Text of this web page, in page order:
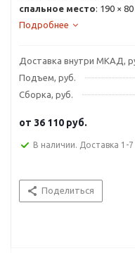
спальное место: 190 × 80
Подробнее
Доставка внутри МКАД,
Подъем, руб.
Сборка, руб.
от 36 110 руб.
В наличии. Доставка 1-
Поделиться